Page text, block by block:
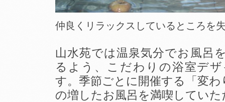
仲良くリラックスしているところを
山水苑では温泉気分でお風呂
るよう、こだわりの浴室デ
す。季節ごとに開催する「変
の増したお風呂を満喫してい